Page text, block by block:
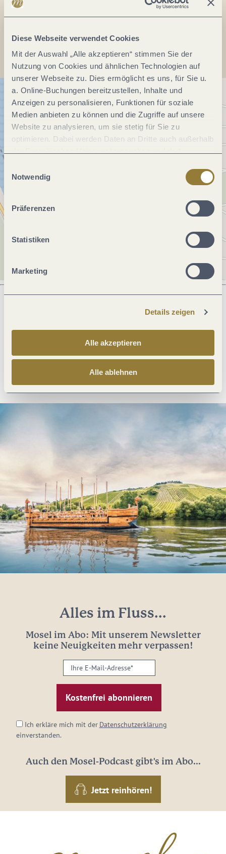
Diese Webseite verwendet Cookies
Mit der Auswahl „Alle akzeptieren“ stimmen Sie der
Nutzung von Cookies und ähnlichen Technologien auf
unserer Webseite zu. Dies ermöglicht es uns, für Sie u.
a. Online-Buchungen bereitzustellen, Inhalte und
Anzeigen zu personalisieren, Funktionen für soziale
Medien anbieten zu können und die Zugriffe auf unsere
Website zu analysieren, um sie stetig für Sie zu
optimieren. Dabei werden Daten an Dritte auch außerhalb
jederzeit widerrufen werden. Mit der Auswahl "Alle
ablehnen" kann es zu Beeinträchtigungen in der Nutzung
Notwendig
Präferenzen
Statistiken
Marketing
Details zeigen
Alle akzeptieren
Alle ablehnen
Anreise planen
Alles im Fluss...
Mosel im Abo: Mit unserem Newsletter
keine Neuigkeiten mehr verpassen!
Ihre
E-
Mail-
Adresse:
Ich erkläre mich mit der Datenschutzerklärung
einverstanden.
Auch den Mosel-Podcast gibt's im Abo...
Jetzt reinhören!